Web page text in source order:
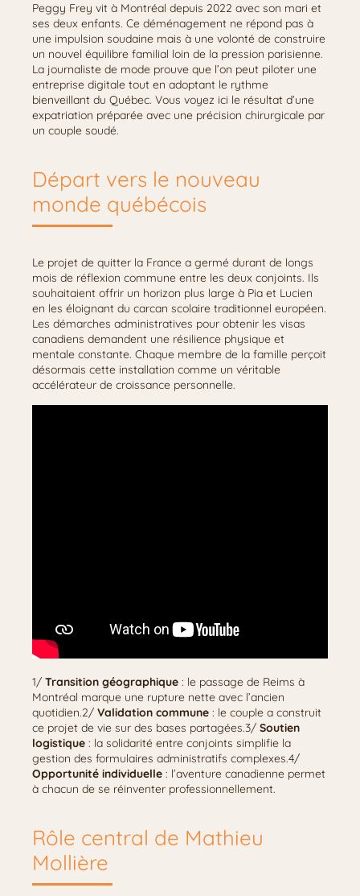
Peggy Frey vit à Montréal depuis 2022 avec son mari et
ses deux enfants. Ce déménagement ne répond pas à
une impulsion soudaine mais à une volonté de construire
un nouvel équilibre familial loin de la pression parisienne.
La journaliste de mode prouve que l’on peut piloter une
entreprise digitale tout en adoptant le rythme
bienveillant du Québec. Vous voyez ici le résultat d’une
expatriation préparée avec une précision chirurgicale par
un couple soudé.
Départ vers le nouveau
monde québécois
Le projet de quitter la France a germé durant de longs
mois de réflexion commune entre les deux conjoints. Ils
souhaitaient offrir un horizon plus large à Pia et Lucien
en les éloignant du carcan scolaire traditionnel européen.
Les démarches administratives pour obtenir les visas
canadiens demandent une résilience physique et
mentale constante. Chaque membre de la famille perçoit
désormais cette installation comme un véritable
accélérateur de croissance personnelle.
1/ Transition géographique : le passage de Reims à
Montréal marque une rupture nette avec l’ancien
quotidien.2/ Validation commune : le couple a construit
ce projet de vie sur des bases partagées.3/ Soutien
logistique : la solidarité entre conjoints simplifie la
gestion des formulaires administratifs complexes.4/
Opportunité individuelle : l’aventure canadienne permet
à chacun de se réinventer professionnellement.
Rôle central de Mathieu
Mollière